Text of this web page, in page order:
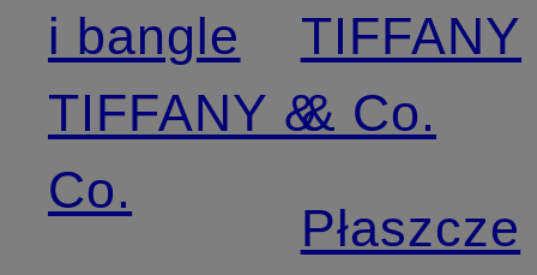
i bangle
TIFFANY &
Co.
TIFFANY
& Co.
Płaszcze